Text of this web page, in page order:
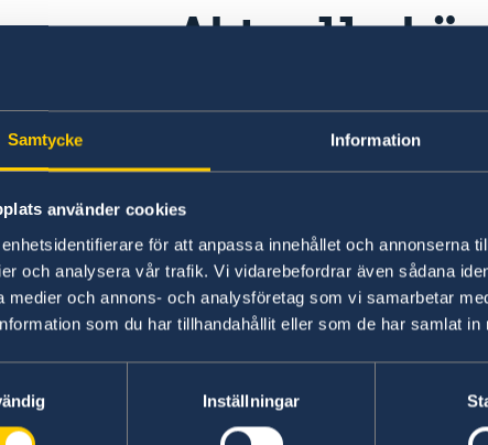
Samtycke Information
använder cookies
för att anpassa innehållet och annonserna
och analysera vår trafik. Vi vidarebefordrar även sådana
medier och annons- och analysföretag som vi samarbetar
som du har tillhandahållit eller som de har samlat
Inställningar
Aktuella
För närvarande finns inga
Senast uppdaterad 09 juli 2026, 10.51